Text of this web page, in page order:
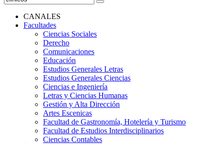
CANALES
Facultades
Ciencias Sociales
Derecho
Comunicaciones
Educación
Estudios Generales Letras
Estudios Generales Ciencias
Ciencias e Ingeniería
Letras y Ciencias Humanas
Gestión y Alta Dirección
Artes Escenicas
Facultad de Gastronomía, Hotelería y Turismo
Facultad de Estudios Interdisciplinarios
Ciencias Contables